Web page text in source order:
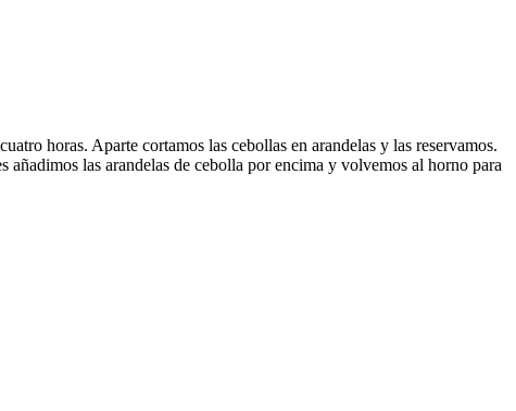
horas. Aparte cortamos las cebollas en arandelas y las reservamos.
añadimos las arandelas de cebolla por encima y volvemos al horno para